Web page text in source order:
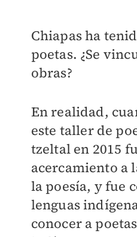
Chiapas ha
poetas. ¿Se
obras?
En realidad,
este taller de
tzeltal en 2015
acercamiento a
la poesía, y fue
lenguas
conocer a